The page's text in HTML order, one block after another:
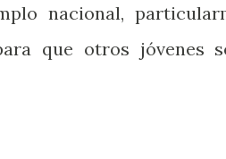
nacional,
que otros jóvenes